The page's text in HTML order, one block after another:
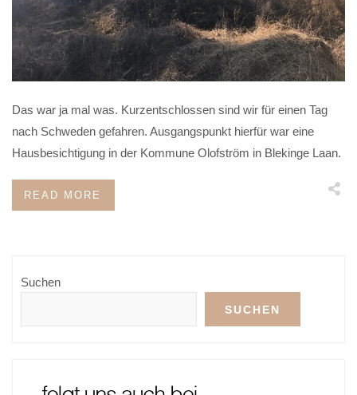
Das war ja mal was. Kurzentschlossen sind wir für einen Tag
nach Schweden gefahren. Ausgangspunkt hierfür war eine
Hausbesichtigung in der Kommune Olofström in Blekinge Laan.
READ MORE
Suchen
SUCHEN